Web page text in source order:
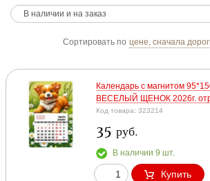
Сортировать по
Календарь с магнитом
ВЕСЕЛЫЙ ЩЕНОК 2026г.
Код товара: 323214
35 руб.
В наличии 9 шт.
Купить